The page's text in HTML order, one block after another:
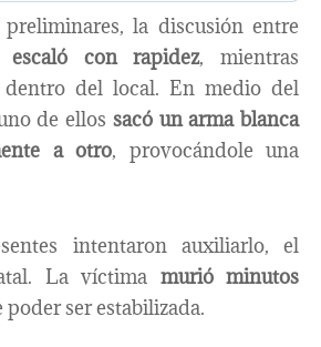
preliminares, la discusión entre
escaló con rapidez, mientras
del local. En medio del
de ellos sacó un arma blanca
a otro, provocándole una
intentaron auxiliarlo, el
La víctima murió minutos
poder ser estabilizada.